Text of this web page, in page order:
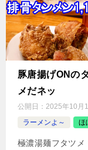
豚唐揚げONの
メだネッ
公開日： 2025年10月
ラーメンよ～
ほ
極濃湯麺フタツメ